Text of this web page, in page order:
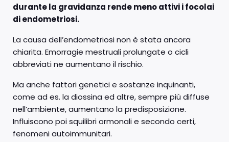
durante la gravidanza rende meno attivi i focolai
di endometriosi.
La causa dell’endometriosi non è stata ancora
chiarita. Emorragie mestruali prolungate o cicli
abbreviati ne aumentano il rischio.
Ma anche fattori genetici e sostanze inquinanti,
come ad es. la diossina ed altre, sempre più diffuse
nell’ambiente, aumentano la predisposizione.
Influiscono poi squilibri ormonali e secondo certi,
fenomeni autoimmunitari.